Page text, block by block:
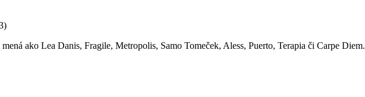
ako Lea Danis, Fragile, Metropolis, Samo Tomeček, Aless, Puerto, Terapia či Carpe Diem.